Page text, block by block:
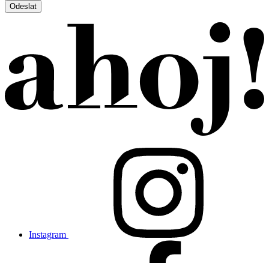
Odeslat
Instagram